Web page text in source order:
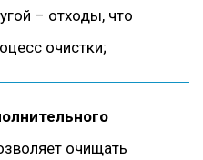
– отходы, что
очистки;
очищать